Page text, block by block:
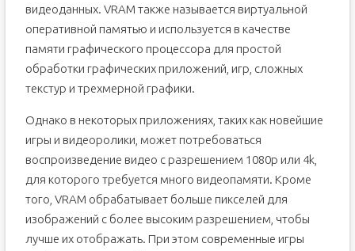
видеоданных. VRAM также называется виртуальной
оперативной памятью и используется в качестве
памяти графического процессора для простой
обработки графических приложений, игр, сложных
текстур и трехмерной графики.
Однако в некоторых приложениях, таких как новейшие
игры и видеоролики, может потребоваться
воспроизведение видео с разрешением 1080p или 4k,
для которого требуется много видеопамяти. Кроме
того, VRAM обрабатывает больше пикселей для
изображений с более высоким разрешением, чтобы
лучше их отображать. При этом современные игры